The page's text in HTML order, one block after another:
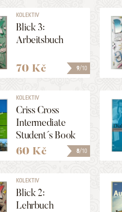
9/10
KOLEKTIV
Blick 3:
Arbeitsbuch
70 Kč
8/10
KOLEKTIV
Criss Cross
Intermediate
Student´s Book
60 Kč
KOLEKTIV
Blick 2:
Lehrbuch